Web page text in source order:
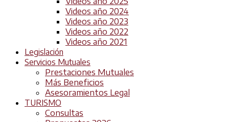
Videos año 2024
Videos año 2023
Videos año 2022
Videos año 2021
Legislación
Servicios Mutuales
Prestaciones Mutuales
Más Beneficios
Asesoramientos Legal
TURISMO
Consultas